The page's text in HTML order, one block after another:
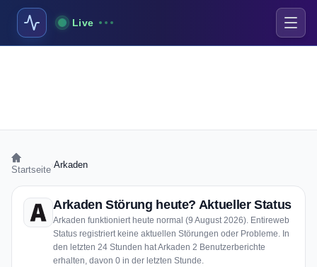
Live
Startseite Arkaden
Arkaden Störung heute? Aktueller Status
Arkaden funktioniert heute normal (9 August 2026). Entireweb
Status registriert keine aktuellen Störungen oder Probleme. In
den letzten 24 Stunden hat Arkaden 2 Benutzerberichte
erhalten, davon 0 in der letzten Stunde.